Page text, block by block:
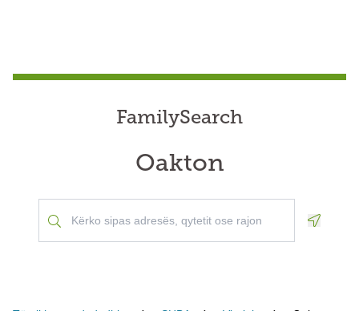
FamilySearch
Oakton